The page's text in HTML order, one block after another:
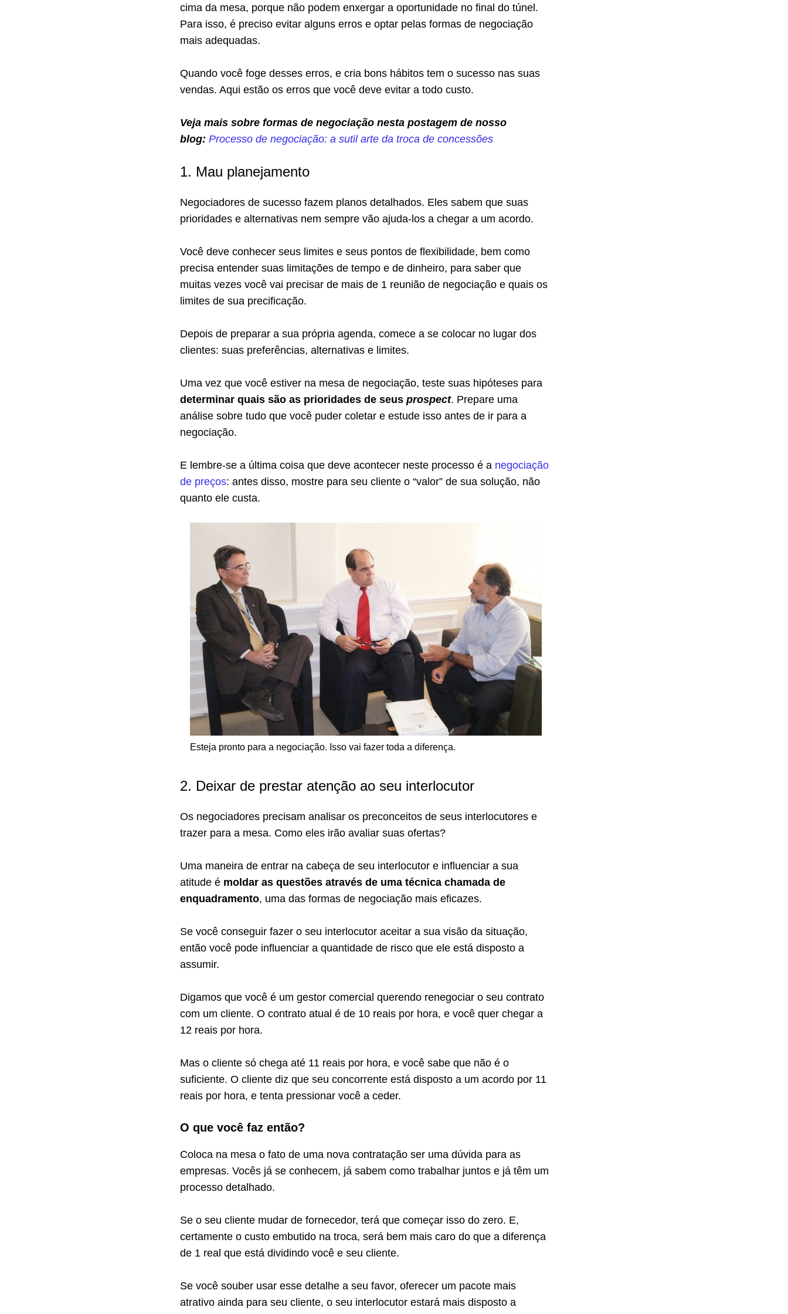
cima da mesa, porque não podem enxergar a oportunidade no final do túnel.
Para isso, é preciso evitar alguns erros e optar pelas formas de negociação
mais adequadas.
Quando você foge desses erros, e cria bons hábitos tem o sucesso nas suas
vendas. Aqui estão os erros que você deve evitar a todo custo.
Veja mais sobre formas de negociação nesta postagem de nosso
blog: Processo de negociação: a sutil arte da troca de concessões
1. Mau planejamento
Negociadores de sucesso fazem planos detalhados. Eles sabem que suas
prioridades e alternativas nem sempre vão ajuda-los a chegar a um acordo.
Você deve conhecer seus limites e seus pontos de flexibilidade, bem como
precisa entender suas limitações de tempo e de dinheiro, para saber que
muitas vezes você vai precisar de mais de 1 reunião de negociação e quais os
limites de sua precificação.
Depois de preparar a sua própria agenda, comece a se colocar no lugar dos
clientes: suas preferências, alternativas e limites.
Uma vez que você estiver na mesa de negociação, teste suas hipóteses para
determinar quais são as prioridades de seus prospect. Prepare uma
análise sobre tudo que você puder coletar e estude isso antes de ir para a
negociação.
E lembre-se a última coisa que deve acontecer neste processo é a negociação
de preços: antes disso, mostre para seu cliente o “valor” de sua solução, não
quanto ele custa.
Esteja pronto para a negociação. Isso vai fazer toda a diferença.
2. Deixar de prestar atenção ao seu interlocutor
Os negociadores precisam analisar os preconceitos de seus interlocutores e
trazer para a mesa. Como eles irão avaliar suas ofertas?
Uma maneira de entrar na cabeça de seu interlocutor e influenciar a sua
atitude é moldar as questões através de uma técnica chamada de
enquadramento, uma das formas de negociação mais eficazes.
Se você conseguir fazer o seu interlocutor aceitar a sua visão da situação,
então você pode influenciar a quantidade de risco que ele está disposto a
assumir.
Digamos que você é um gestor comercial querendo renegociar o seu contrato
com um cliente. O contrato atual é de 10 reais por hora, e você quer chegar a
12 reais por hora.
Mas o cliente só chega até 11 reais por hora, e você sabe que não é o
suficiente. O cliente diz que seu concorrente está disposto a um acordo por 11
reais por hora, e tenta pressionar você a ceder.
O que você faz então?
Coloca na mesa o fato de uma nova contratação ser uma dúvida para as
empresas. Vocês já se conhecem, já sabem como trabalhar juntos e já têm um
processo detalhado.
Se o seu cliente mudar de fornecedor, terá que começar isso do zero. E,
certamente o custo embutido na troca, será bem mais caro do que a diferença
de 1 real que está dividindo você e seu cliente.
Se você souber usar esse detalhe a seu favor, oferecer um pacote mais
atrativo ainda para seu cliente, o seu interlocutor estará mais disposto a